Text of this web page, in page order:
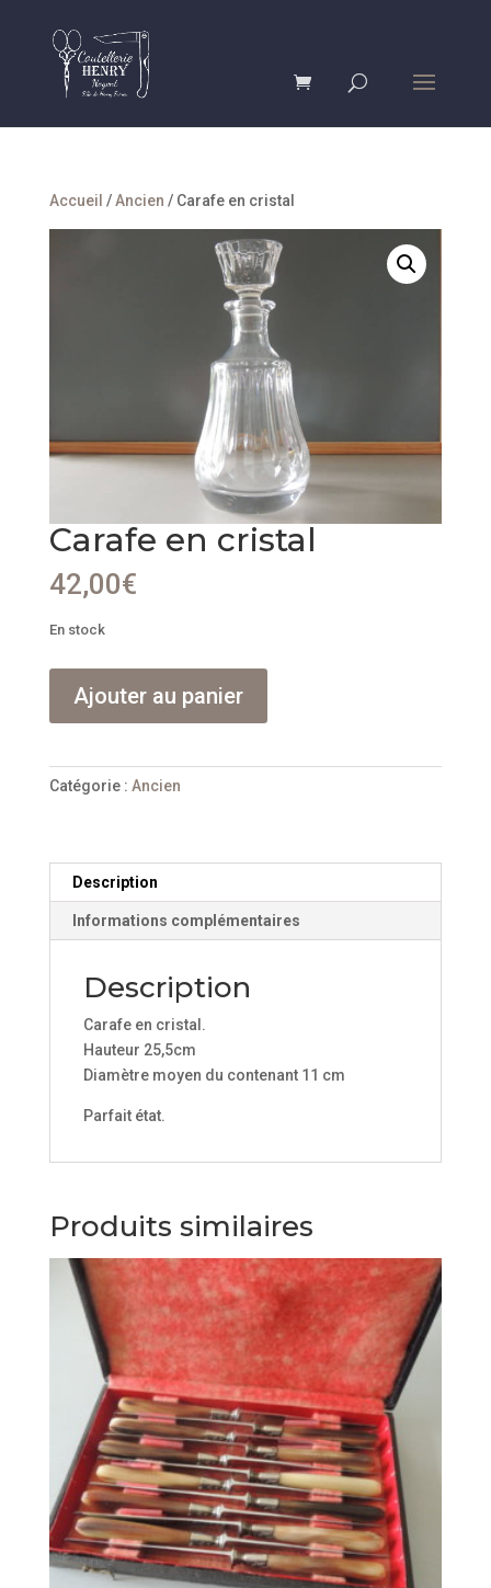
Accueil /Ancien / Carafe en cristal
Carafe en cristal
42,00€
En stock
cristal
Ajouter au panier
Catégorie : Ancien
Description
Informations complémentaires
Description
Carafe en cristal.
Hauteur 25,5cm
Diamètre moyen du contenant 11 cm
Parfait état.
Produits similaires